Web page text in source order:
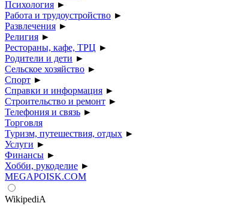
Психология ►
Работа и трудоустройство ►
Развлечения ►
Религия ►
Рестораны, кафе, ТРЦ ►
Родители и дети ►
Сельское хозяйство ►
Спорт ►
Справки и информация ►
Строительство и ремонт ►
Телефония и связь ►
Торговля
Туризм, путешествия, отдых ►
Услуги ►
Финансы ►
Хобби, рукоделие ►
MEGAPOISK.COM
WikipediA